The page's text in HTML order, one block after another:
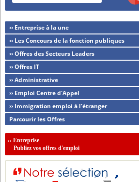
›› Entreprise à la une
›› Les Concours de la fonction publiques
›› Offres des Secteurs Leaders
›› Offres IT
›› Administrative
›› Emploi Centre d'Appel
›› Immigration emploi à l'étranger
Parcourir les Offres
››Entreprise
Publiez vos offres d'emploi